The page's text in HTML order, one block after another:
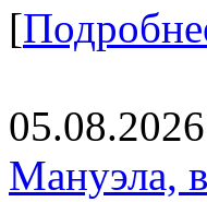
[
05.08.2026
Мануэла,